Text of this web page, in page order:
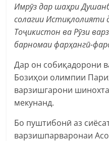
Имрӯз дар шаҳри
солагии Истиқлолияти
Тоҷикистон ва Рӯзи
барномаи фарҳангӣ-
Дар он собиқадорони
Бозиҳои олимпии
варзишгарони
мекунанд.
Бо пуштибонӣ аз
варзишпарваронаи